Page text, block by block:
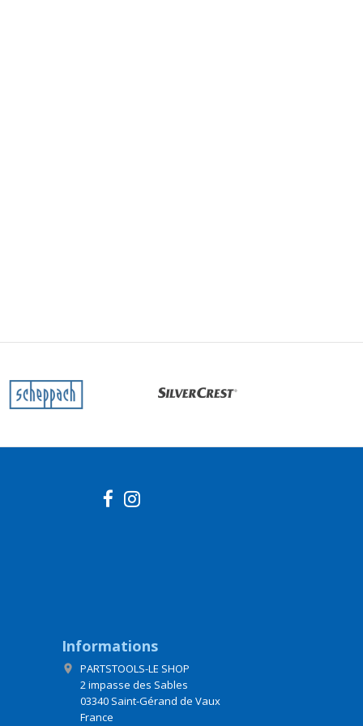
Informations

PARTSTOOLS-LE SHOP
2 impasse des Sables
03340 Saint-Gérand de Vaux
France